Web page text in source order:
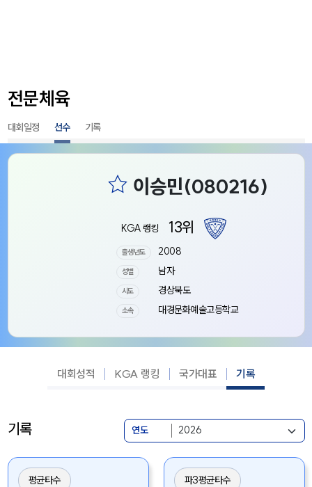
전문체육
대회일정 선수 기록
KGA 랭킹 13위
출생년도 2008
성별 남자
시도 경상북도
소속 대경문화예술고등학교
대회성적 KGA 랭킹 국가대표 기록
기록 연도
평균타수 파3평균타수